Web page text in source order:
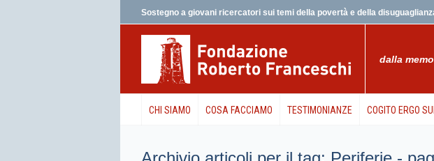
Sostegno a giovani ricercatori sui temi della povertà e della
dalla
CHI SIAMO COSA FACCIAMO TESTIMONIANZE COGITO ERGO